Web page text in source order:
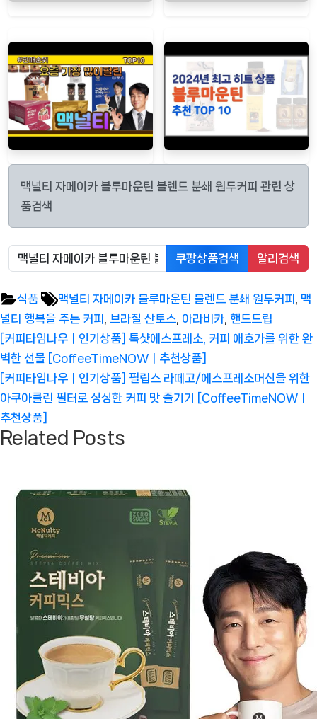
맥널티 자메이카 블루마운틴 블렌드 분쇄 원두커피 관련 상
품검색
쿠팡상품검색 알리검색
식품 Tags:
맥널티 자메이카 블루마운틴 블렌드 분쇄 원두커피
맥
널티 행복을 주는 커피
브라질 산토스 아라비카 핸드드립
글
탐
색
Previous
Post:
[커피타임나우ㅣ인기상품] 톡샷에스프레소, 커피 애호가를 위한 완
벽한 선물 [CoffeeTimeNOWㅣ추천상품]
Next
Post:
[커피타임나우ㅣ인기상품] 필립스 라떼고/에스프레소머신을 위한
아쿠아클린 필터로 싱싱한 커피 맛 즐기기 [CoffeeTimeNOWㅣ
추천상품]
Related Posts